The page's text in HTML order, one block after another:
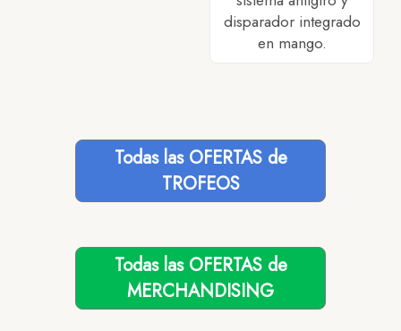
disparador integrado
en mango.
Todas las OFERTAS de
TROFEOS
Todas las OFERTAS de
MERCHANDISING